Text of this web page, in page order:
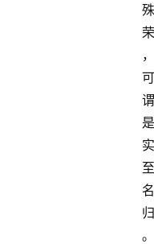
殊
荣
，
可
谓
是
实
至
名
归
。